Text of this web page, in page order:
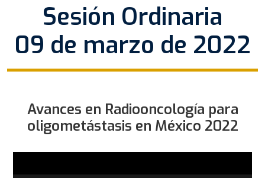
Sesión Ordinaria
09 de marzo de 2022
Avances en Radiooncología para
oligometástasis en México 2022